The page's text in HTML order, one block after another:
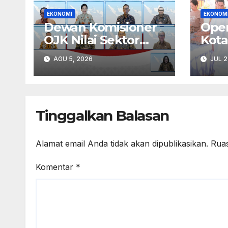
EKONOMI
Dewan Komisioner
OJK Nilai Sektor
Jasa Keuangan
Stabil Di Tengah
Ketidakpastian
AGU 5, 2026 JUL
Tinggalkan Balasan
Alamat email Anda tidak akan dipublikasikan.
Komentar *